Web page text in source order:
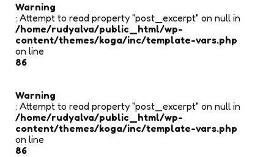
Warning
: Attempt to read property "post_excerpt" on null in
/home/rudyalva/public_html/wp-
content/themes/koga/inc/template-vars.php
on line
86
Warning
: Attempt to read property "post_excerpt" on null in
/home/rudyalva/public_html/wp-
content/themes/koga/inc/template-vars.php
on line
86